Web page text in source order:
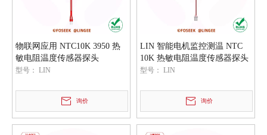
物联网应用 NTC10K 3950 热
敏电阻温度传感器探头
型号： LIN
询价
LIN 智能电机监控测温 NTC
10K 热敏电阻温度传感器探头
型号： LIN
询价